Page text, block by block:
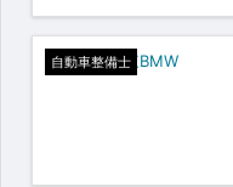
自動車整備士